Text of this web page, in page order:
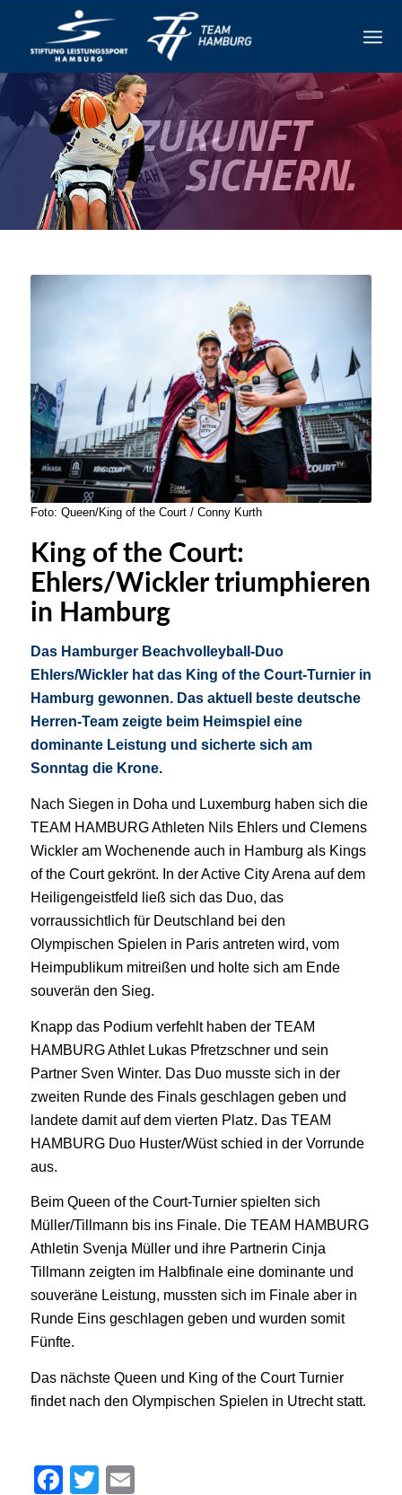
Foto: Queen/King of the Court / Conny Kurth
King of the Court:
Ehlers/Wickler triumphieren
in Hamburg
Das Hamburger Beachvolleyball-Duo
Ehlers/Wickler hat das King of the Court-Turnier in
Hamburg gewonnen. Das aktuell beste deutsche
Herren-Team zeigte beim Heimspiel eine
dominante Leistung und sicherte sich am
Sonntag die Krone.
Nach Siegen in Doha und Luxemburg haben sich die
TEAM HAMBURG Athleten Nils Ehlers und Clemens
Wickler am Wochenende auch in Hamburg als Kings
of the Court gekrönt. In der Active City Arena auf dem
Heiligengeistfeld ließ sich das Duo, das
vorraussichtlich für Deutschland bei den
Olympischen Spielen in Paris antreten wird, vom
Heimpublikum mitreißen und holte sich am Ende
souverän den Sieg.
Knapp das Podium verfehlt haben der TEAM
HAMBURG Athlet Lukas Pfretzschner und sein
Partner Sven Winter. Das Duo musste sich in der
zweiten Runde des Finals geschlagen geben und
landete damit auf dem vierten Platz. Das TEAM
HAMBURG Duo Huster/Wüst schied in der Vorrunde
aus.
Beim Queen of the Court-Turnier spielten sich
Müller/Tillmann bis ins Finale. Die TEAM HAMBURG
Athletin Svenja Müller und ihre Partnerin Cinja
Tillmann zeigten im Halbfinale eine dominante und
souveräne Leistung, mussten sich im Finale aber in
Runde Eins geschlagen geben und wurden somit
Fünfte.
Das nächste Queen und King of the Court Turnier
findet nach den Olympischen Spielen in Utrecht statt.
Facebook
Twitter